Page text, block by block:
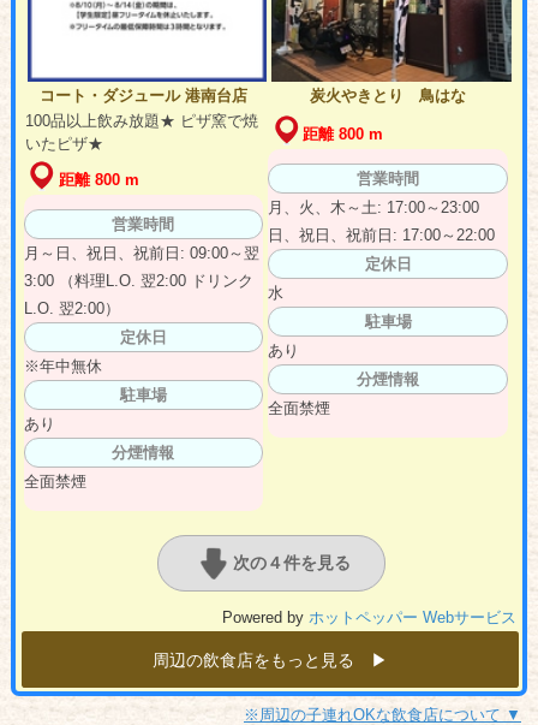
コート・ダジュール 港南台店
100品以上飲み放題★ ピザ窯で焼
いたピザ★
距離 800 m
営業時間
月～日、祝日、祝前日: 09:00～翌
3:00 （料理L.O. 翌2:00 ドリンク
L.O. 翌2:00）
定休日
※年中無休
駐車場
あり
分煙情報
全面禁煙
炭火やきとり 鳥はな
距離 800 m
営業時間
月、火、木～土: 17:00～23:00
日、祝日、祝前日: 17:00～22:00
定休日
水
駐車場
あり
分煙情報
全面禁煙
次の４件を見る
Powered by ホットペッパー Webサービス
周辺の飲食店をもっと見る ▶︎
※周辺の子連れOKな飲食店について ▼